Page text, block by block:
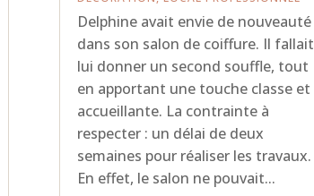
Delphine avait envie de nouveauté
dans son salon de coiffure. Il fallait
lui donner un second souffle, tout
en apportant une touche classe et
accueillante. La contrainte à
respecter : un délai de deux
semaines pour réaliser les travaux.
En effet, le salon ne pouvait...